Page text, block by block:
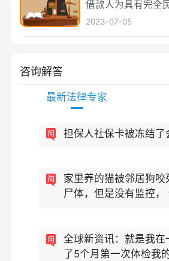
借款人为具有完全
2023-07-05
咨询解答
最新法律专家
担保人社保卡被冻结了
家里养的猫被邻居狗咬
尸体，但是没有监控，
全球新资讯：就是我在
了5个月第一次体检我